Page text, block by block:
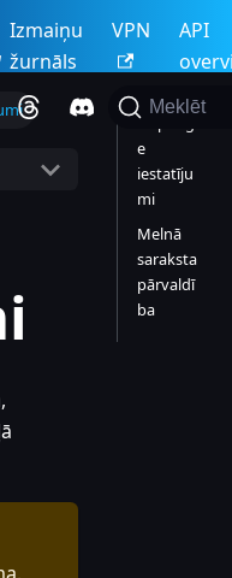
Izmaiņu
žurnāls
VPN
API
Meklēt
Vispārīgi
e
iestatīju
mi
Melnā
saraksta
pārvaldī
ba